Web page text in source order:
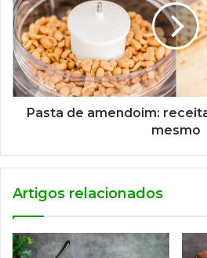
Pasta de amendoim:
mesmo
Artigos relacionados